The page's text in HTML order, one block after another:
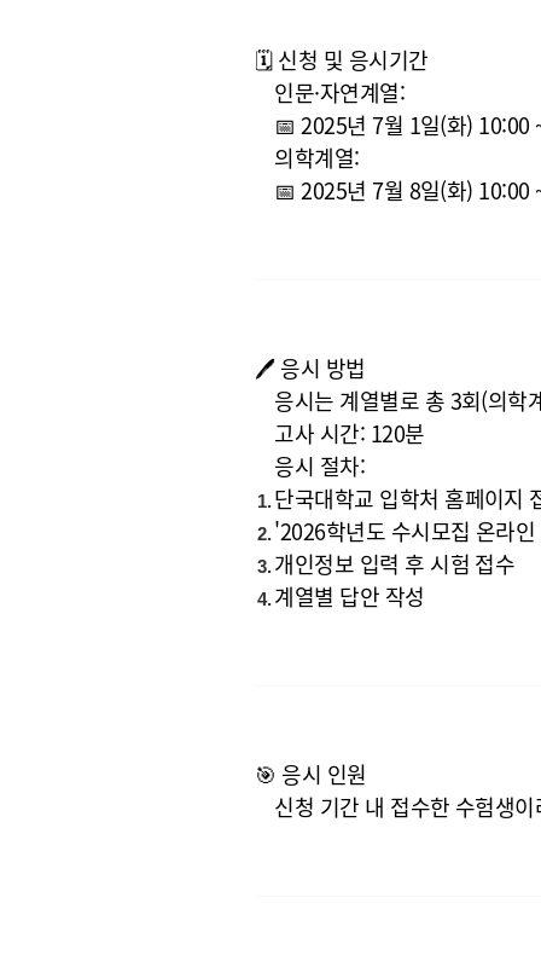
🗓️ 신청 및 응시기간
인문·자연계열:
📅 2025년 7월 1일(화) 10:00
의학계열:
📅 2025년 7월 8일(화) 10:00
🖊️ 응시 방법
응시는 계열별로 총 3회(의학
고사 시간: 120분
응시 절차:
단국대학교 입학처 홈페이지
'2026학년도 수시모집 온라
개인정보 입력 후 시험 접수
계열별 답안 작성
🎯 응시 인원
신청 기간 내 접수한 수험생